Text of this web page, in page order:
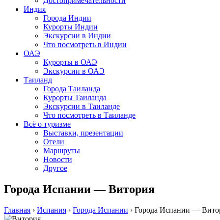
Индия
Города Индии
Курорты Индии
Экскурсии в Индии
Что посмотреть в Индии
ОАЭ
Курорты в ОАЭ
Экскурсии в ОАЭ
Таиланд
Города Таиланда
Курорты Таиланда
Экскурсии в Таиланде
Что посмотреть в Таиланде
Всё о туризме
Выставки, презентации
Отели
Маршруты
Новости
Другое
Города Испании — Витория
Главная › Испания › Города Испании › Города Испании —